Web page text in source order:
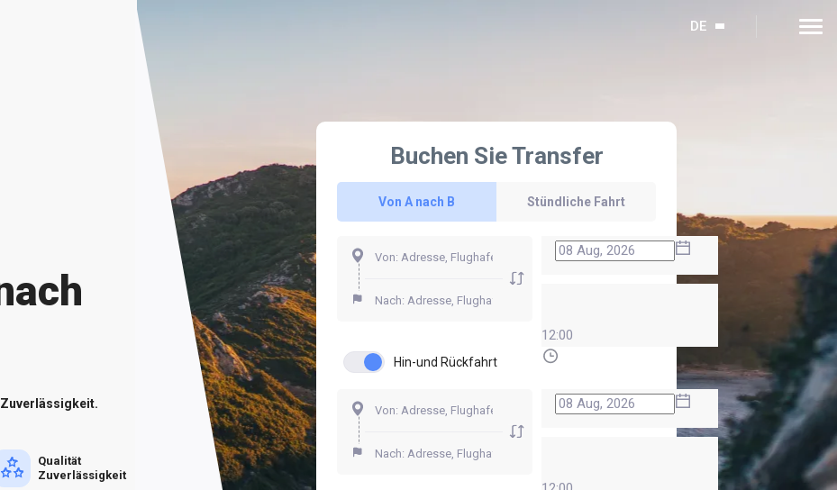
DE
Qualität
Zuverlässigkeit
Buchen Sie Transfer
Von A nach B Stündliche Fahrt
12:00
Hin-und Rückfahrt